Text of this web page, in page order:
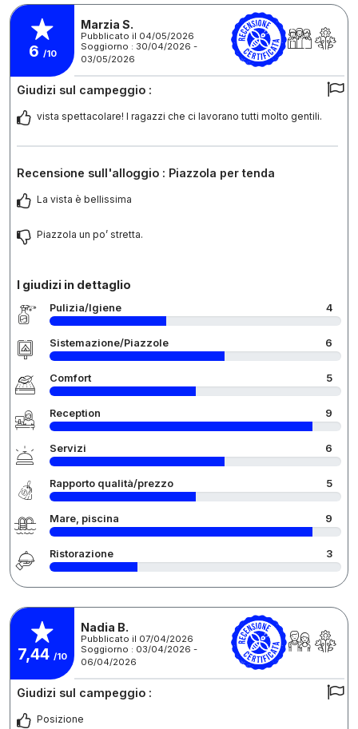
6 /10
Marzia S.
Pubblicato il 04/05/2026
Soggiorno : 30/04/2026 -
03/05/2026
Giudizi sul campeggio :
vista spettacolare! I ragazzi che ci lavorano tutti molto gentili.
Recensione sull'alloggio : Piazzola per tenda
La vista è bellissima
Piazzola un po’ stretta.
I giudizi in dettaglio
Pulizia/Igiene 4
Sistemazione/Piazzole 6
Comfort 5
Reception 9
Servizi 6
Rapporto qualità/prezzo 5
Mare, piscina 9
Ristorazione 3
7,44 /10
Nadia B.
Pubblicato il 07/04/2026
Soggiorno : 03/04/2026 -
06/04/2026
Giudizi sul campeggio :
Posizione